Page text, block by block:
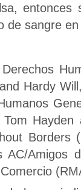
entonces
de sangre
Hardy
Tom
Borders
AC/Amigos